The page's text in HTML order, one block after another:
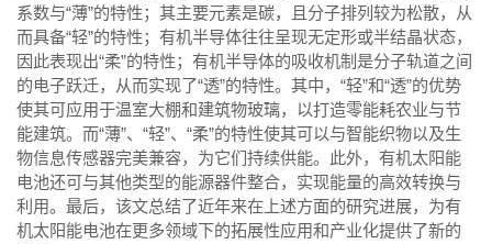
系数与“薄”的特性；其主要元素是碳，且分子排列较为松散，从
而具备“轻”的特性；有机半导体往往呈现无定形或半结晶状态，
因此表现出“柔”的特性；有机半导体的吸收机制是分子轨道之间
的电子跃迁，从而实现了“透”的特性。其中，“轻”和“透”的优势
使其可应用于温室大棚和建筑物玻璃，以打造零能耗农业与节
能建筑。而“薄”、“轻”、“柔”的特性使其可以与智能织物以及生
物信息传感器完美兼容，为它们持续供能。此外，有机太阳能
电池还可与其他类型的能源器件整合，实现能量的高效转换与
利用。最后，该文总结了近年来在上述方面的研究进展，为有
机太阳能电池在更多领域下的拓展性应用和产业化提供了新的